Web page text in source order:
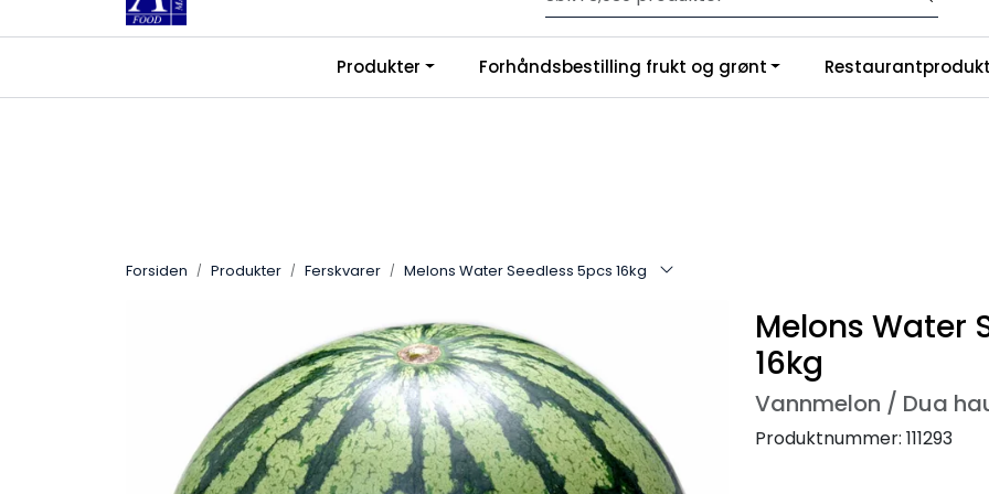
Skip to main content Velkommen til vår nye nettbutikk! Trykk her for å lese mer
Ledige stillinger | Franchise | Om oss
Produkter Forhåndsbestilling frukt og grønt
Forsiden Produkter Ferskvarer Melons Water Seedless 5pcs 16kg
Melons Water
16kg
Vannmelon / Dua
Produktnummer: 111293